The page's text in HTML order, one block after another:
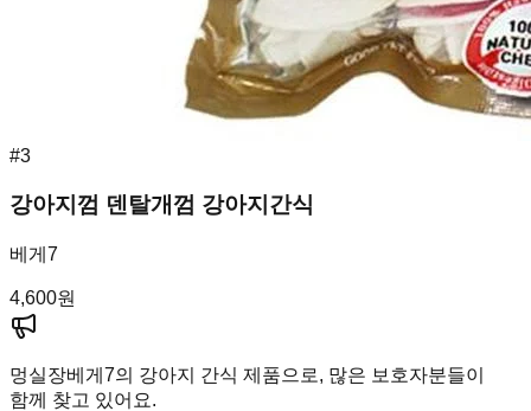
#3
강아지껌 덴탈개껌 강아지간식
베게7
4,600원
멍실장베게7의 강아지 간식 제품으로, 많은 보호자분들이
함께 찾고 있어요.